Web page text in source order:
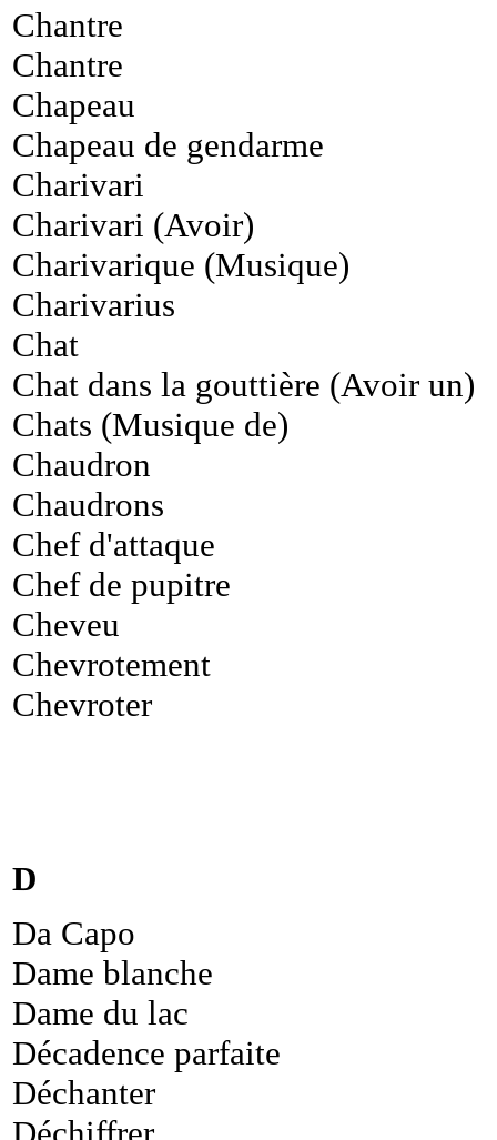
Chantre
Chantre
Chapeau
Chapeau de gendarme
Charivari
Charivari (Avoir)
Charivarique (Musique)
Charivarius
Chat
Chat dans la gouttière (Avoir un)
Chats (Musique de)
Chaudron
Chaudrons
Chef d'attaque
Chef de pupitre
Cheveu
Chevrotement
Chevroter
D
Da Capo
Dame blanche
Dame du lac
Décadence parfaite
Déchanter